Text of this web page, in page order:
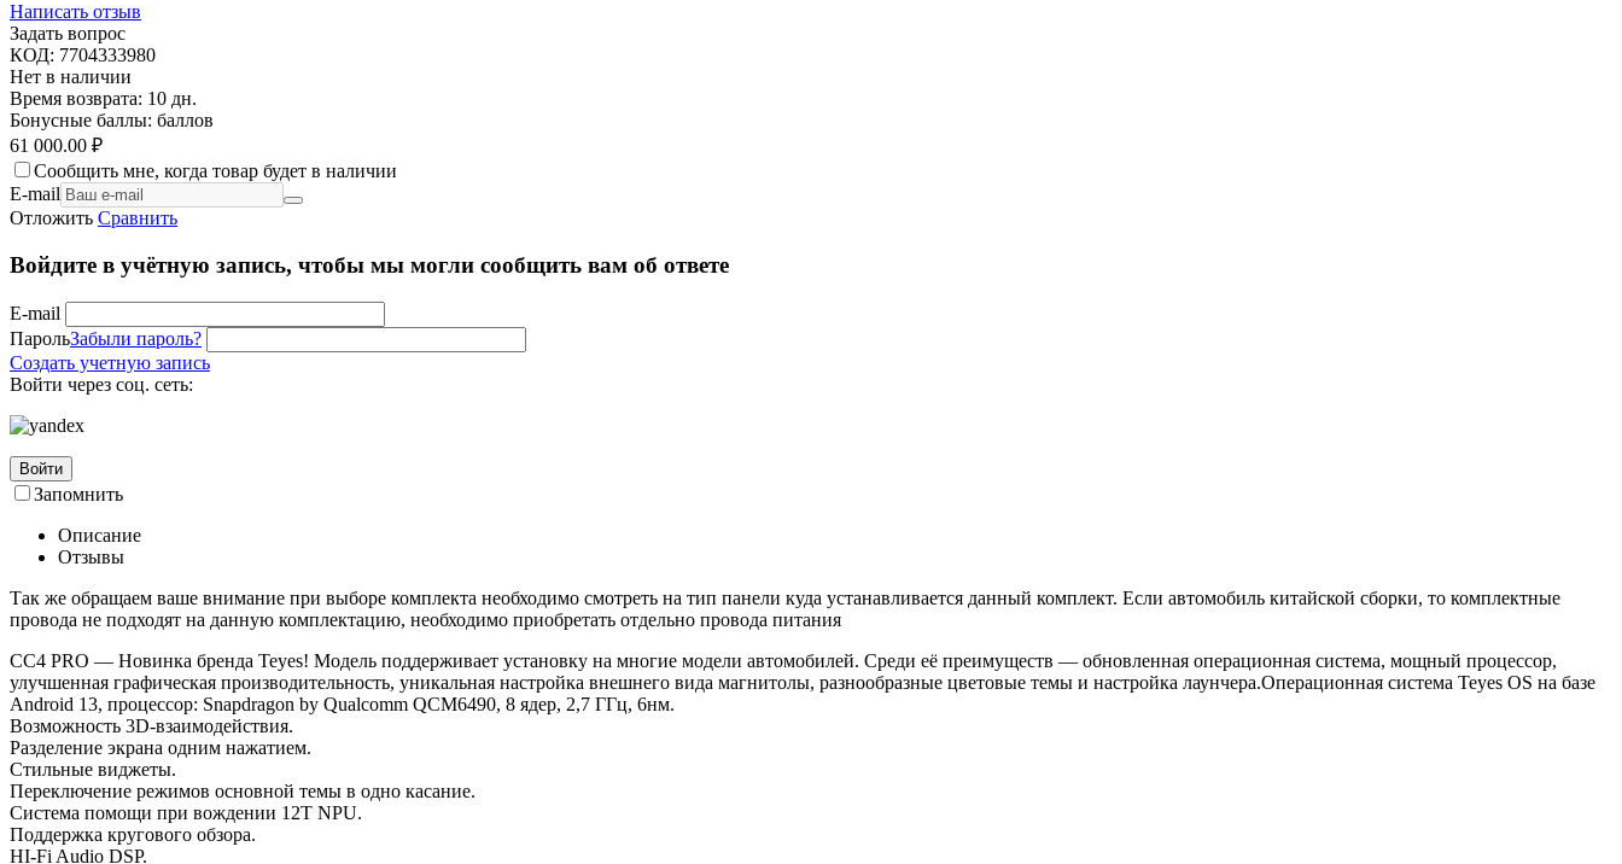
Написать отзыв
Задать вопрос
КОД: 7704333980
Нет в наличии
Время возврата: 10 дн.
Бонусные баллы: баллов
61 000.00 ₽
Сообщить мне, когда товар будет в наличии
E-mail
Отложить Сравнить
Войдите в учётную запись, чтобы мы могли сообщить вам об ответе
E-mail
ПарольЗабыли пароль?
Создать учетную запись
Войти через соц. сеть:
Войти
Запомнить
Описание
Отзывы
Так же обращаем ваше внимание при выборе комплекта необходимо смотреть на тип панели куда устанавливается данный комплект. Если автомобиль китайской сборки, то комплектные
провода не подходят на данную комплектацию, необходимо приобретать отдельно провода питания
СС4 PRO — Новинка бренда Teyes! Модель поддерживает установку на многие модели автомобилей. Среди её преимуществ — обновленная операционная система, мощный процессор,
улучшенная графическая производительность, уникальная настройка внешнего вида магнитолы, разнообразные цветовые темы и настройка лаунчера.Операционная система Teyes OS на базе
Android 13, процессор: Snapdragon by Qualcomm QCM6490, 8 ядер, 2,7 ГГц, 6нм.
Возможность 3D-взаимодействия.
Разделение экрана одним нажатием.
Стильные виджеты.
Переключение режимов основной темы в одно касание.
Система помощи при вождении 12T NPU.
Поддержка кругового обзора.
HI-Fi Audio DSP.